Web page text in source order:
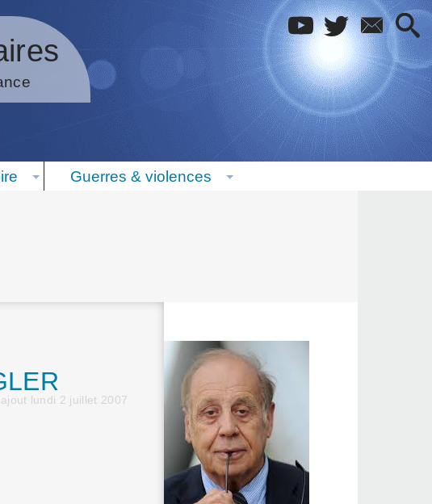
Guerres & violences
lundi 2 juillet 2007